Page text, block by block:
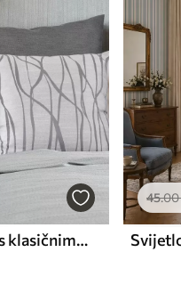
Svijetlosivoplave pruge s klasičnim ritmom
45.00